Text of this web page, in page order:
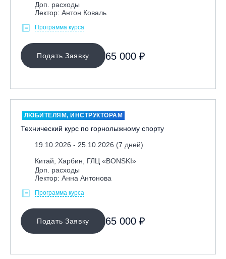
ОЧИСТИТЬ ФИЛЬТР
Доп. расходы
Лектор: Антон Коваль
Программа курса
Подать Заявку 65 000 ₽
ЛЮБИТЕЛЯМ, ИНСТРУКТОРАМ
Технический курс по горнолыжному спорту
19.10.2026 - 25.10.2026 (7 дней)
Китай, Харбин, ГЛЦ «BONSKI»
Доп. расходы
Лектор: Анна Антонова
Программа курса
Подать Заявку 65 000 ₽